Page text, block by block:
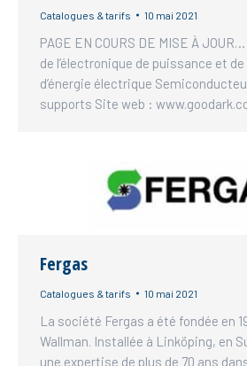
Catalogues & tarifs 10 mai 2021
PAGE EN COURS DE MISE À
de l’électronique de puissance et
d’énergie électrique
supports Site web :
Fergas
Catalogues & tarifs 10 mai 2021
La société Fergas a été fondée en
Wallman. Installée à Linköping, en
une expertise de plus de 70 ans